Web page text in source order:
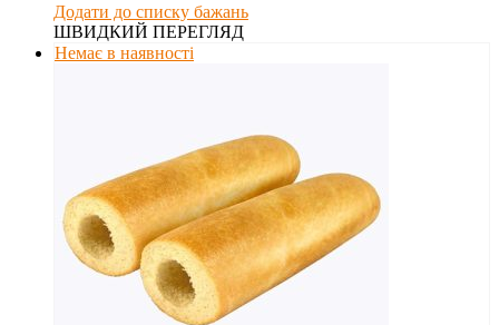
Додати до списку бажань
ШВИДКИЙ ПЕРЕГЛЯД
Немає в наявності